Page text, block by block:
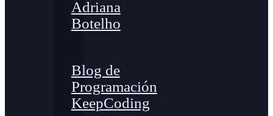
Adriana
Botelho
Blog de
Programación
KeepCoding